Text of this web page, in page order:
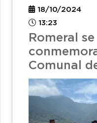
18/10/2024
13:23
Romeral
Comunal